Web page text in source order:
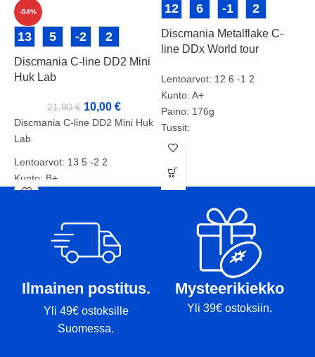
-54%
13 5 -2 2
Discmania C-line DD2 Mini
Huk Lab
21,90€ 10,00 €
Discmania C-line DD2 Mini Huk
Lab
Lentoarvot: 13 5 -2 2
Kunto: B+
Paino: 177g
12 6 -1 2
Discmania Metalflake C-
line DDx World tour
Lentoarvot: 12 6 -1 2
Kunto: A+
Paino: 176g
Tussit:
Ilmainen postitus.
Yli 49€ ostoksille
Suomessa.
Mysteerikiekko
Yli 39€ ostoksiin.